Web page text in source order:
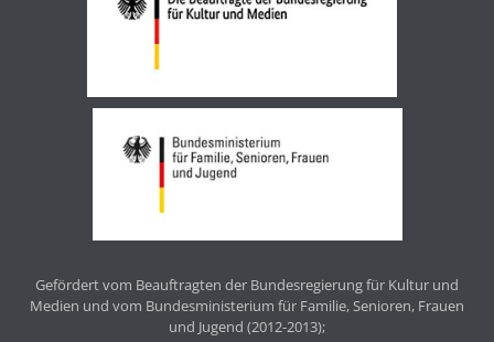
Gefördert vom Beauftragten der Bundesregierung für Kultur und
Medien und vom Bundesministerium für Familie, Senioren, Frauen
und Jugend (2012-2013);